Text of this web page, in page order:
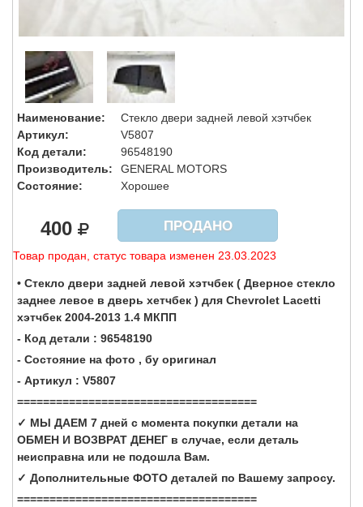
Наименование:
Стекло двери задней левой хэтчбек
Артикул:
V5807
Код детали:
96548190
Производитель:
GENERAL MOTORS
Состояние:
Хорошее
400 ПРОДАНО
Товар продан, статус товара изменен 23.03.2023
• Стекло двери задней левой хэтчбек ( Дверное стекло
заднее левое в дверь хетчбек ) для Chevrolet Lacetti
хэтчбек 2004-2013 1.4 МКПП
- Код детали : 96548190
- Состояние на фото , бу оригинал
- Артикул : V5807
=====================================
✓ МЫ ДАЕМ 7 дней с момента покупки детали на
ОБМЕН И ВОЗВРАТ ДЕНЕГ в случае, если деталь
неисправна или не подошла Вам.
✓ Дополнительные ФОТО деталей по Вашему запросу.
=====================================